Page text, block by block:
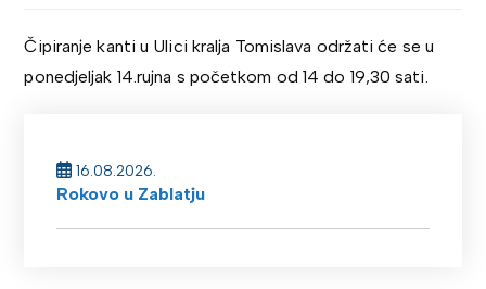
Čipiranje kanti u Ulici kralja Tomislava održati će se u
ponedjeljak 14.rujna s početkom od 14 do 19,30 sati.
16.08.2026.
Rokovo u Zablatju